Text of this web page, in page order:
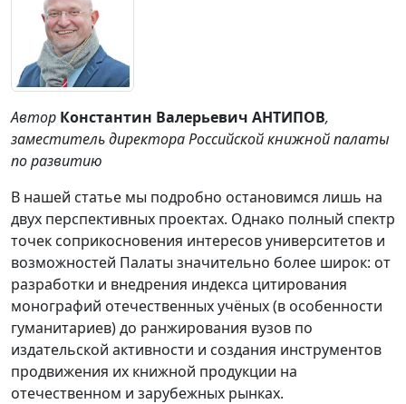
Автор Константин Валерьевич АНТИПОВ,
заместитель директора Российской книжной палаты
по развитию
В нашей статье мы подробно остановимся лишь на
двух перспективных проектах. Однако полный спектр
точек соприкосновения интересов университетов и
возможностей Палаты значительно более широк: от
разработки и внедрения индекса цитирования
монографий отечественных учёных (в особенности
гуманитариев) до ранжирования вузов по
издательской активности и создания инструментов
продвижения их книжной продукции на
отечественном и зарубежных рынках.